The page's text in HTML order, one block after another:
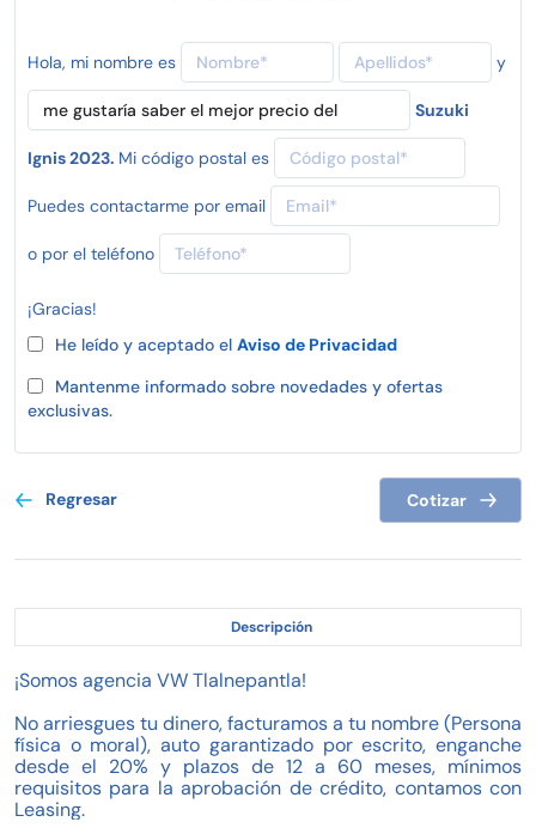
Hola, mi nombre es y
Suzuki
Ignis 2023. Mi código postal es
Puedes contactarme por email
o por el teléfono
¡Gracias!
He leído y aceptado el Aviso de Privacidad
Mantenme informado sobre novedades y ofertas
exclusivas.
Regresar Cotizar
Descripción
¡Somos agencia VW Tlalnepantla!
No arriesgues tu dinero, facturamos a tu nombre (Persona
física o moral), auto garantizado por escrito, enganche
desde el 20% y plazos de 12 a 60 meses, mínimos
requisitos para la aprobación de crédito, contamos con
Leasing.